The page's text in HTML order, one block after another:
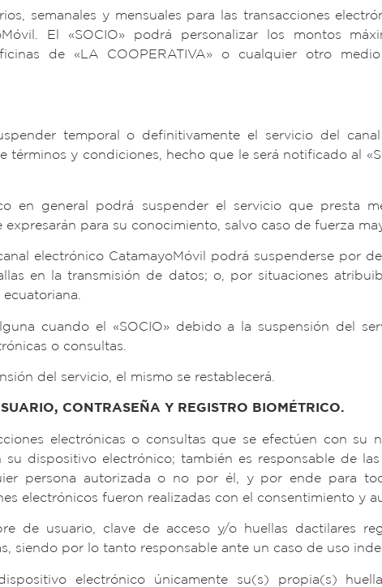
semanales y mensuales para las transacciones
El «SOCIO» podrá personalizar los montos
de «LA COOPERATIVA» o cualquier otro
temporal o definitivamente el servicio del canal
términos y condiciones, hecho que le será notificado al
en general podrá suspender el servicio que presta
para su conocimiento, salvo caso de fuerza
electrónico CatamayoMóvil podrá suspenderse por
en la transmisión de datos; o, por situaciones
cuando el «SOCIO» debido a la suspensión del
o consultas.
del servicio, el mismo se restablecerá.
CONTRASEÑA Y REGISTRO BIOMÉTRICO.
electrónicas o consultas que se efectúen con su
dispositivo electrónico; también es responsable de
persona autorizada o no por él, y por ende para
electrónicos fueron realizadas con el consentimiento y
de usuario, clave de acceso y/o huellas dactilares
siendo por lo tanto responsable ante un caso de uso
electrónico únicamente su(s) propia(s)